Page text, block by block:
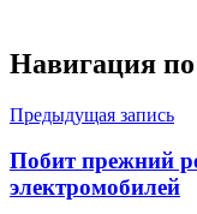
Навигация
Предыдущая запись
Побит прежний
электромобилей